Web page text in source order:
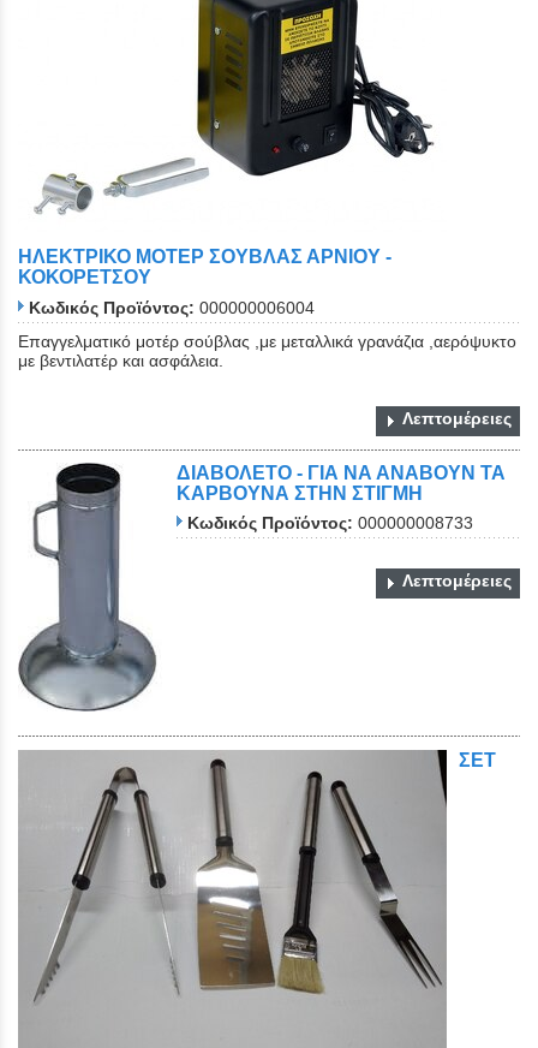
ΗΛΕΚΤΡΙΚΟ ΜΟΤΕΡ ΣΟΥΒΛΑΣ ΑΡΝΙΟΥ -
ΚΟΚΟΡΕΤΣΟΥ
Κωδικός Προϊόντος: 000000006004
Επαγγελματικό μοτέρ σούβλας ,με μεταλλικά γρανάζια ,αερόψυκτο
με βεντιλατέρ και ασφάλεια.
Λεπτομέρειες
ΔΙΑΒΟΛΕΤΟ - ΓΙΑ ΝΑ ΑΝΑΒΟΥΝ ΤΑ
ΚΑΡΒΟΥΝΑ ΣΤΗΝ ΣΤΙΓΜΗ
Κωδικός Προϊόντος: 000000008733
Λεπτομέρειες
ΣΕΤ